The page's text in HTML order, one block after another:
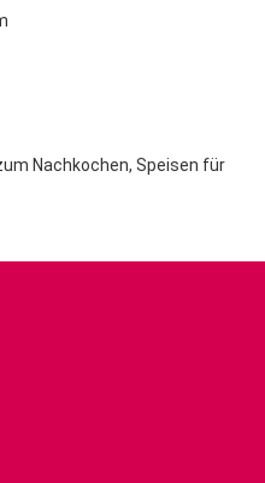
Nachkochen, Speisen für